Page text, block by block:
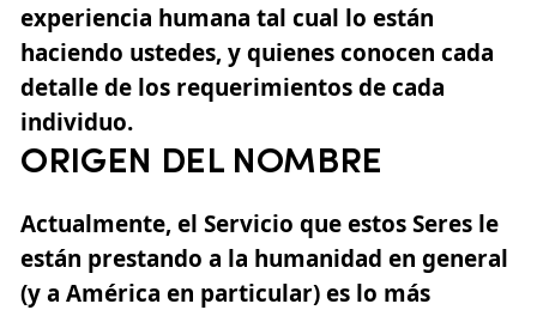
experiencia humana tal cual lo están
haciendo ustedes, y quienes conocen cada
detalle de los requerimientos de cada
individuo.
ORIGEN DEL NOMBRE
Actualmente, el Servicio que estos Seres le
están prestando a la humanidad en general
(y a América en particular) es lo más